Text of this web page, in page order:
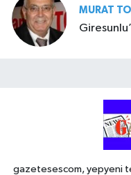
MURAT
gazetesescom, yepyeni